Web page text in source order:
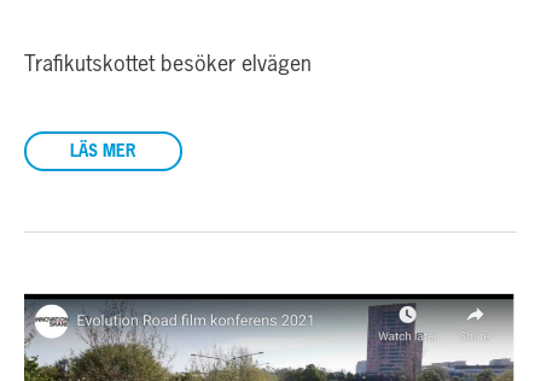
Trafikutskottet besöker elvägen
LÄS MER